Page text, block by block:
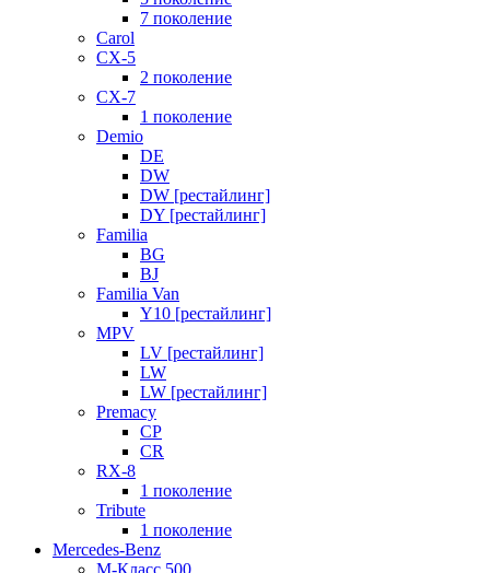
7 поколение
Carol
CX-5
2 поколение
CX-7
1 поколение
Demio
DE
DW
DW [рестайлинг]
DY [рестайлинг]
Familia
BG
BJ
Familia Van
Y10 [рестайлинг]
MPV
LV [рестайлинг]
LW
LW [рестайлинг]
Premacy
CP
CR
RX-8
1 поколение
Tribute
1 поколение
Mercedes-Benz
M-Класс 500